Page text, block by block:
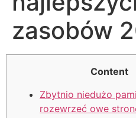
zasobów
Content
Zbytnio niedużo
rozewrzeć owe